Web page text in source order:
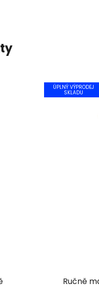
ÚPLNÝ VÝPRODEJ
SKLADU
Ručně